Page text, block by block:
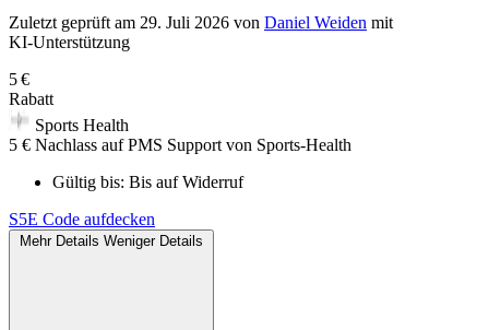
Zuletzt geprüft am 29. Juli 2026 von Daniel Weiden mit
KI‑Unterstützung
5 €
Rabatt
Sports Health
5 € Nachlass auf PMS Support von Sports-Health
Gültig bis: Bis auf Widerruf
S5E Code aufdecken
Mehr Details Weniger Details